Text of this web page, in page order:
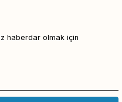
haberdar olmak için